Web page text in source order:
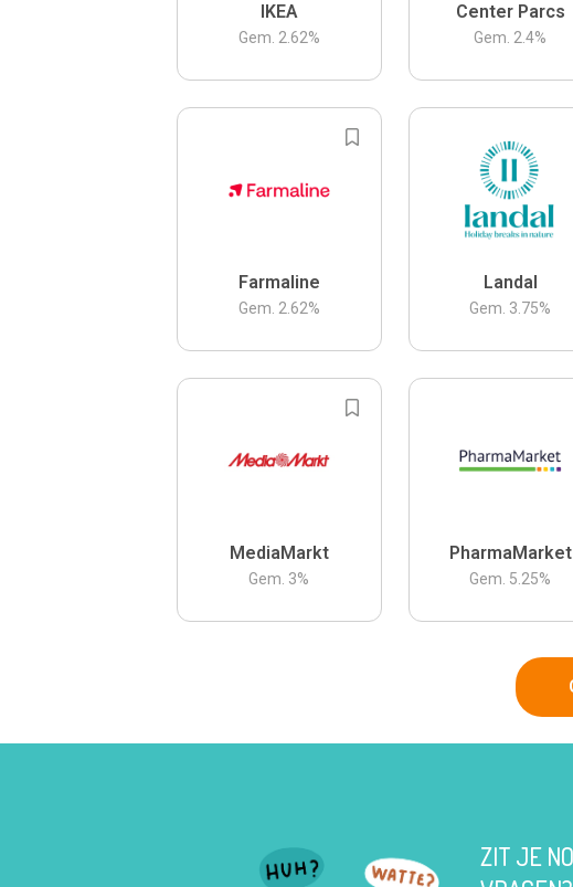
IKEA
Gem. 2.62%
Center Parcs
Gem. 2.4%
Farmaline
Gem. 2.62%
Landal
Gem. 3.75%
MediaMarkt
Gem. 3%
PharmaMarket
Gem. 5.25%
ZIT JE